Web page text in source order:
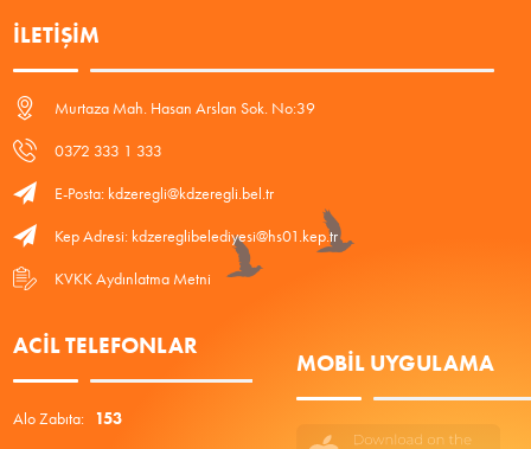
İLETIŞIM
Murtaza Mah. Hasan Arslan Sok. No:39
0372 333 1 333
E-Posta: kdzeregli@kdzeregli.bel.tr
Kep Adresi: kdzereglibelediyesi@hs01.kep.tr
KVKK Aydınlatma Metni
ACIL TELEFONLAR
Alo Zabıta: 153
MOBIL UYGULAMA